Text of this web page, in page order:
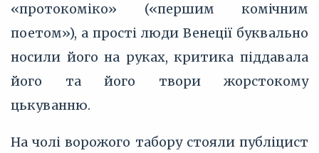
«протокоміко» («першим комічним
поетом»), а прості люди Венеції буквально
носили його на руках, критика піддавала
його та його твори жорстокому
цькуванню.
На чолі ворожого табору стояли публіцист